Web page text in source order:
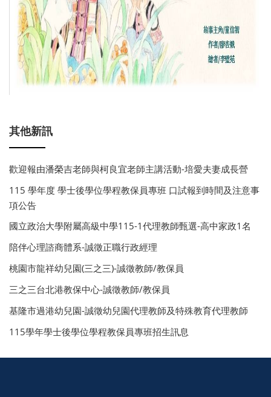
其他新訊
歡迎報由潘榮吉老師與柯良宜老師主講活動-培愛夫妻成長營
115 學年度 學士後學位學程教保員專班 口試報到時間及注意事
項公告
國立政治大學附屬高級中學115-1代理教師甄選-高中家政1名
陪伴心理諮商體系-誠徵正職行政經理
桃園市龍祥幼兒園(三之三)-誠徵教師/教保員
三之三台北港教保中心-誠徵教師/教保員
基隆市過港幼兒園-誠徵幼兒園代理教師及特殊教育代理教師
115學年學士後學位學程教保員專班招生訊息